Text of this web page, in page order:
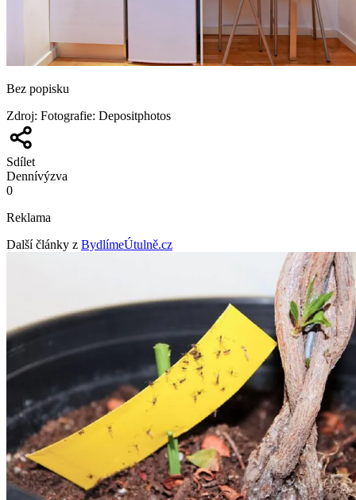
Bez popisku
Zdroj: Fotografie: Depositphotos
Sdílet
Dennívýzva
0
Reklama
Další články z BydlímeÚtulně.cz